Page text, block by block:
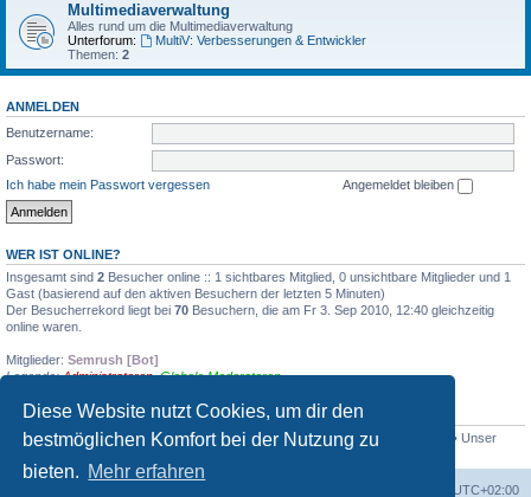
Diese Website nutzt Cookies, um dir den
bestmöglichen Komfort bei der Nutzung zu
bieten. Mehr erfahren
Multimediaverwaltung
Alles rund um die Multimediaverwaltung
Unterforum:
MultiV: Verbesserungen & Entwickler
Themen: 2
ANMELDEN
Benutzername:
Passwort:
Ich habe mein Passwort vergessen
Angemeldet bleiben
WER IST ONLINE?
Insgesamt sind 2 Besucher online :: 1 sichtbares Mitglied, 0 unsichtbare Mitglieder und 1
Gast (basierend auf den aktiven Besuchern der letzten 5 Minuten)
Der Besucherrekord liegt bei 70 Besuchern, die am Fr 3. Sep 2010, 12:40 gleichzeitig
online waren.
Mitglieder: Semrush [Bot]
Legende:Administratoren,Globale Moderatoren
STATISTIK
Beiträge insgesamt2375 • Themen insgesamt360 • Mitglieder insgesamt
• Unser
neuestes Mitglied:
UTC+02:00